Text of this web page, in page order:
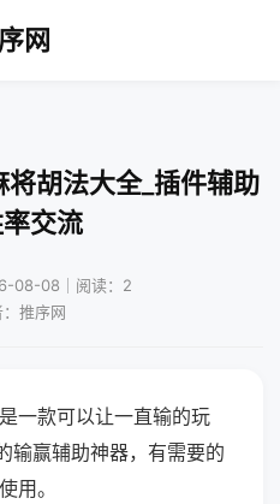
网
胡法大全_插件辅助
交流
08-08｜阅读：2
推序网
一款可以让一直输的玩
输赢辅助神器，有需要的
用。